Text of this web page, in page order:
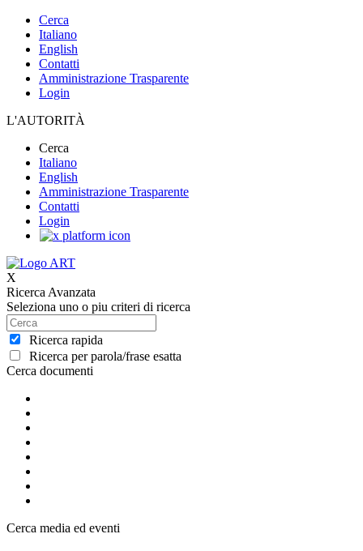
Cerca
Italiano
English
Contatti
Amministrazione Trasparente
Login
L'AUTORITÀ
Cerca
Italiano
English
Amministrazione Trasparente
Contatti
Login
X
Ricerca Avanzata
Seleziona uno o piu criteri di ricerca
Ricerca rapida
Ricerca per parola/frase esatta
Cerca documenti
Cerca media ed eventi